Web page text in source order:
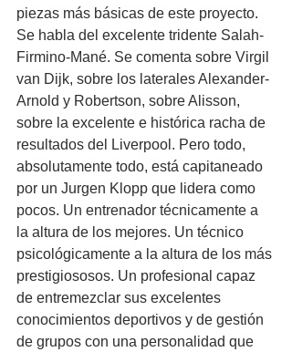
piezas más básicas de este proyecto.
Se habla del excelente tridente Salah-
Firmino-Mané. Se comenta sobre Virgil
van Dijk, sobre los laterales Alexander-
Arnold y Robertson, sobre Alisson,
sobre la excelente e histórica racha de
resultados del Liverpool. Pero todo,
absolutamente todo, está capitaneado
por un Jurgen Klopp que lidera como
pocos. Un entrenador técnicamente a
la altura de los mejores. Un técnico
psicológicamente a la altura de los más
prestigiososos. Un profesional capaz
de entremezclar sus excelentes
conocimientos deportivos y de gestión
de grupos con una personalidad que